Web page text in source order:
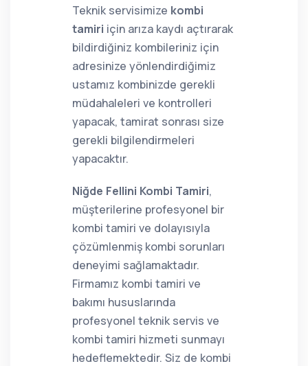
Teknik servisimize kombi
tamiri için arıza kaydı açtırarak
bildirdiğiniz kombileriniz için
adresinize yönlendirdiğimiz
ustamız kombinizde gerekli
müdahaleleri ve kontrolleri
yapacak, tamirat sonrası size
gerekli bilgilendirmeleri
yapacaktır.
Niğde Fellini Kombi Tamiri,
müşterilerine profesyonel bir
kombi tamiri ve dolayısıyla
çözümlenmiş kombi sorunları
deneyimi sağlamaktadır.
Firmamız kombi tamiri ve
bakımı hususlarında
profesyonel teknik servis ve
kombi tamiri hizmeti sunmayı
hedeflemektedir. Siz de kombi